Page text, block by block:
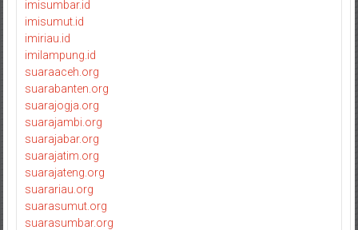
imisumbar.id
imisumut.id
imiriau.id
imilampung.id
suaraaceh.org
suarabanten.org
suarajogja.org
suarajambi.org
suarajabar.org
suarajatim.org
suarajateng.org
suarariau.org
suarasumut.org
suarasumbar.org